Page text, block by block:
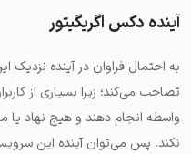
آینده دکس اگریگیتور
به احتمال فراوان در آینده نزدیک
تصاحب می‌کند؛ زیرا بسیاری از
واسطه انجام دهند و هیج نهاد یا
نکند. پس می‌توان آینده این